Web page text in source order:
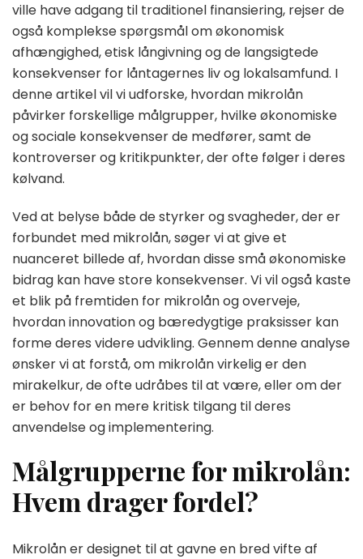
ville have adgang til traditionel finansiering, rejser de
også komplekse spørgsmål om økonomisk
afhængighed, etisk långivning og de langsigtede
konsekvenser for låntagernes liv og lokalsamfund. I
denne artikel vil vi udforske, hvordan mikrolån
påvirker forskellige målgrupper, hvilke økonomiske
og sociale konsekvenser de medfører, samt de
kontroverser og kritikpunkter, der ofte følger i deres
kølvand.
Ved at belyse både de styrker og svagheder, der er
forbundet med mikrolån, søger vi at give et
nuanceret billede af, hvordan disse små økonomiske
bidrag kan have store konsekvenser. Vi vil også kaste
et blik på fremtiden for mikrolån og overveje,
hvordan innovation og bæredygtige praksisser kan
forme deres videre udvikling. Gennem denne analyse
ønsker vi at forstå, om mikrolån virkelig er den
mirakelkur, de ofte udråbes til at være, eller om der
er behov for en mere kritisk tilgang til deres
anvendelse og implementering.
Målgrupperne for mikrolån:
Hvem drager fordel?
Mikrolån er designet til at gavne en bred vifte af